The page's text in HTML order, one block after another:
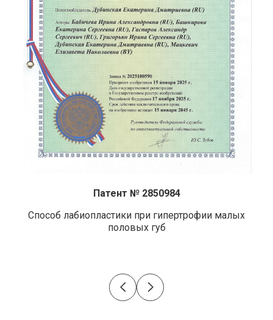
Патент № 2850984
Способ лабиопластики при гипертрофии малых
половых губ